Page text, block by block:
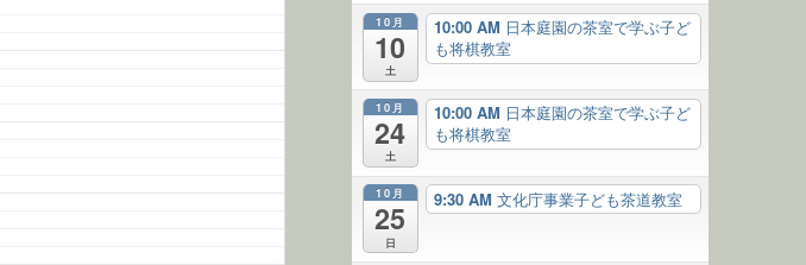
10月
10
土
10:00 AM 日本庭園の茶室で学ぶ子ど
も将棋教室
10月
24
土
10:00 AM 日本庭園の茶室で学ぶ子ど
も将棋教室
10月
25
日
9:30 AM 文化庁事業子ども茶道教室